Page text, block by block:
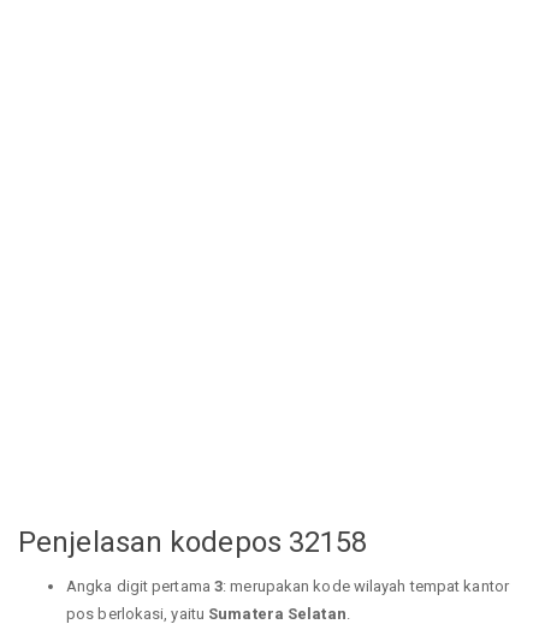
Penjelasan kodepos 32158
Angka digit pertama 3: merupakan kode wilayah tempat kantor
pos berlokasi, yaitu Sumatera Selatan